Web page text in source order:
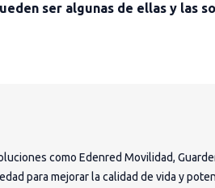
ser algunas de ellas y
como Edenred Movilidad,
para mejorar la calidad de vida y